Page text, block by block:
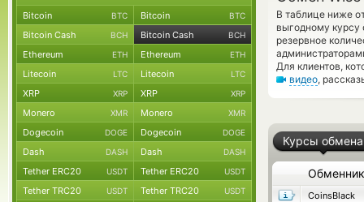
В таблице ниже
выгодному курсу
резервное
Для клиентов,
видео,
Курсы обмена
Обменник
CoinsBlack
Bitcoin BTC Bitcoin BTC
Bitcoin Cash BCH Bitcoin Cash BCH
Ethereum ETH Ethereum ETH
Litecoin LTC Litecoin LTC
XRP XRP XRP XRP
Monero XMR Monero XMR
Dogecoin DOGE Dogecoin DOGE
Dash DASH Dash DASH
Tether ERC20 USDT Tether ERC20 USDT
Tether TRC20 USDT Tether TRC20 USDT